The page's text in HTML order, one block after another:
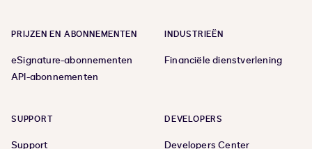
PRIJZEN EN ABONNEMENTEN
eSignature-abonnementen
API-abonnementen
INDUSTRIEËN
Financiële dienstverlening
SUPPORT
Support
DEVELOPERS
Developers Center